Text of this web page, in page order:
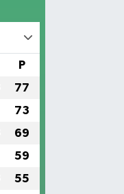
P
77
73
69
59
55